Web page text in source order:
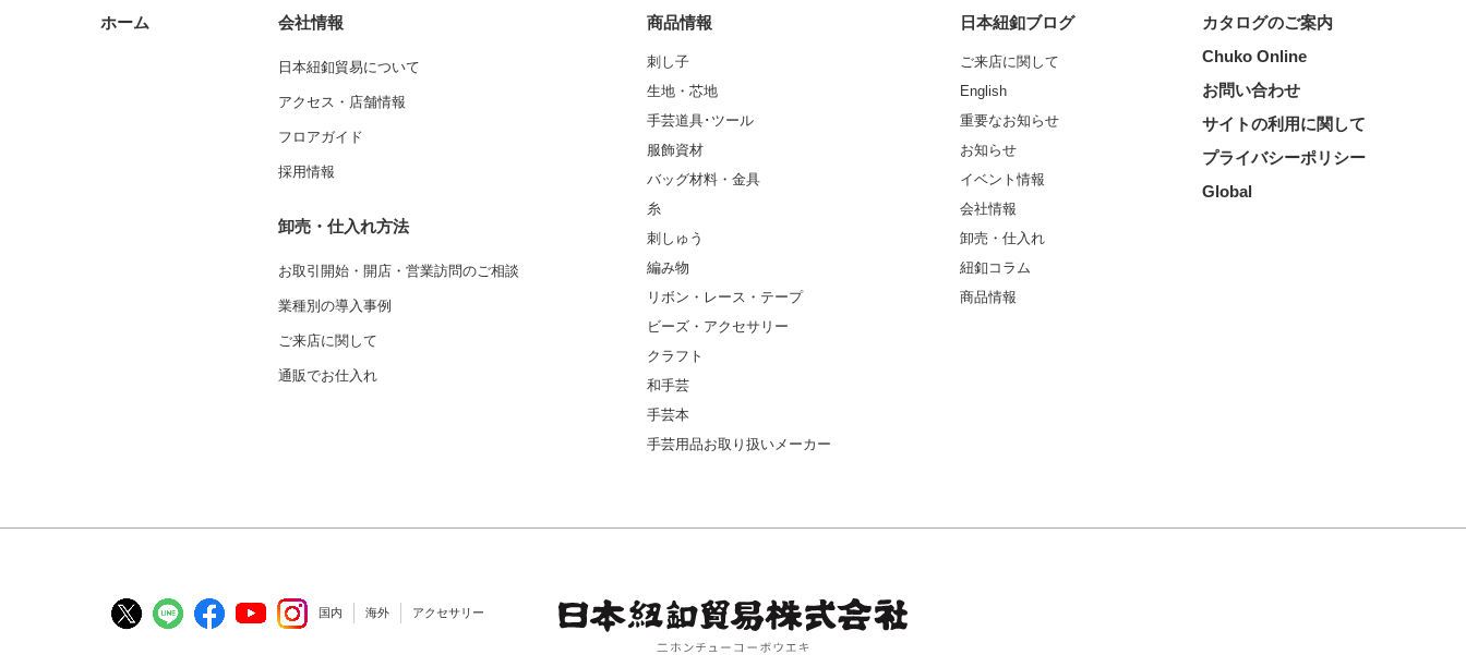
ホーム 会社情報
日本紐釦貿易について
アクセス・店舗情報
フロアガイド
採用情報
卸売・仕入れ方法
お取引開始・開店・営業訪問のご相談
業種別の導入事例
ご来店に関して
通販でお仕入れ
商品情報
刺し子
生地・芯地
手芸道具･ツール
服飾資材
バッグ材料・金具
糸
刺しゅう
編み物
リボン・レース・テープ
ビーズ・アクセサリー
クラフト
和手芸
手芸本
手芸用品お取り扱いメーカー
日本紐釦ブログ
ご来店に関して
English
重要なお知らせ
お知らせ
イベント情報
会社情報
卸売・仕入れ
紐釦コラム
商品情報
カタログのご案内
Chuko Online
お問い合わせ
サイトの利用に関して
プライバシーポリシー
Global
国内 海外 アクセサリー